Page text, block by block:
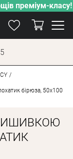
преміум-класу!
бірюза, 50x100